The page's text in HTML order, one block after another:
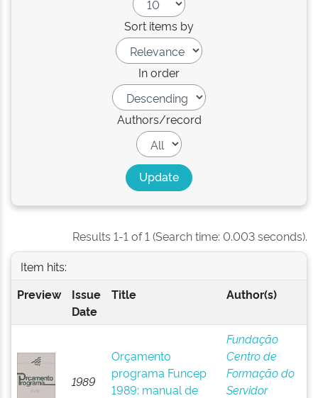
Sort items by
In order
Authors/record
Results 1-1 of 1 (Search time: 0.003 seconds).
Item hits:
Preview
Issue
Date
Title Author(s)
1989
Orçamento
programa Funcep
1989: manual de
Fundação
Centro de
Formação do
Servidor